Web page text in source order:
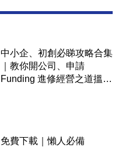
中小企、初創必睇攻略合集
｜教你開公司、申請
Funding 進修經營之道搵大
免費下載｜懶人必備